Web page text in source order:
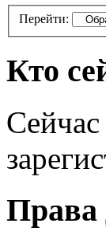
Перейти:
Кто
Права